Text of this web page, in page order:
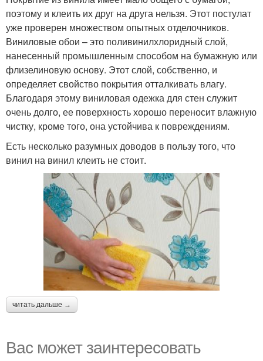
поэтому и клеить их друг на друга нельзя. Этот постулат
уже проверен множеством опытных отделочников.
Виниловые обои – это поливинилхлоридный слой,
нанесенный промышленным способом на бумажную или
флизелиновую основу. Этот слой, собственно, и
определяет свойство покрытия отталкивать влагу.
Благодаря этому виниловая одежка для стен служит
очень долго, ее поверхность хорошо переносит влажную
чистку, кроме того, она устойчива к повреждениям.
Есть несколько разумных доводов в пользу того, что
винил на винил клеить не стоит.
читать дальше →
Вас может заинтересовать